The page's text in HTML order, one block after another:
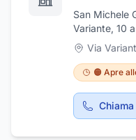
San Michele
Variante, 10
specializzata
sportivi e
per
oltre a
Via
🟠 Apre
Chiama